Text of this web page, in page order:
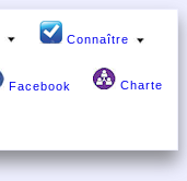
Connaître
Facebook Charte